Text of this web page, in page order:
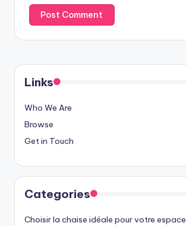
Links
Who We Are
Browse
Get in Touch
Categories
Choisir la chaise idéale pour votre espace